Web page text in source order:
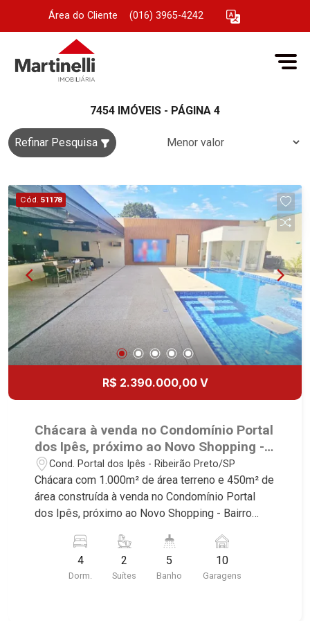
Área do Cliente (016) 3965-4242
7454 IMÓVEIS - PÁGINA 4
Refinar Pesquisa
Cód. 51178
R$ 2.390.000,00 V
Chácara à venda no Condomínio Portal
dos Ipês, próximo ao Novo Shopping -
Ribeirão Preto/SP.
Cond. Portal dos Ipês - Ribeirão Preto/SP
Chácara com 1.000m² de área terreno e 450m² de
área construída à venda no Condomínio Portal
dos Ipês, próximo ao Novo Shopping - Bairro
Conheça as características deste imóvel que a
Martinelli Imobiliária selecionou para você: -
1.000m² de área terreno e 450m² de área
4
Dorm.
2
Suítes
5
Banho
10
Garagens